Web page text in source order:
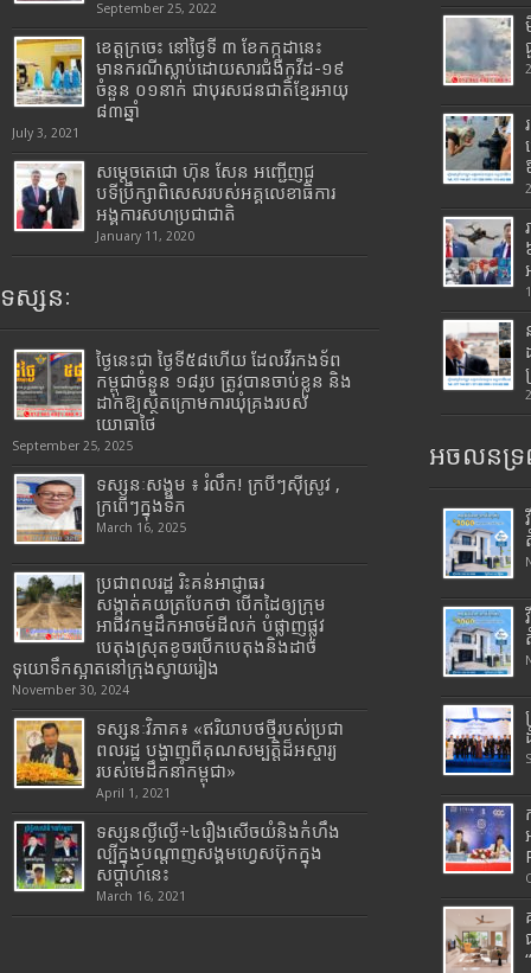
September 25, 2022
ខេត្តក្រចេះ នៅថ្ងៃទី ៣ ខែកក្កដានេះ
មានករណីស្លាប់ដោយសារជំងឺកូវីដ-១៩
ចំនួន ០១នាក់ ជាបុរសជនជាតិខ្មែរអាយុ
៨៣ឆ្នាំ
July 3, 2021
សម្តេចតេជោ ហ៊ុន សែន អញ្ជើញជួ
បទីប្រឹក្សាពិសេសរបស់អគ្គលេខាធិការ
អង្គការសហប្រជាជាតិ
January 11, 2020
ទស្សនៈ
ថ្ងៃនេះជា ថ្ងៃទី៥៨ហើយ ដែលវីរកងទ័ព
កម្ពុជាចំនួន ១៨រូប ត្រូវបានចាប់ខ្លួន និង
ដាក់ឱ្យស្ថិតក្រោមការឃុំគ្រងរបស់
យោធាថៃ
September 25, 2025
ទស្សនៈសង្គម ៖ រំលឹក! ក្របីៗស៊ីស្រូវ ,
ក្រពើៗក្នុងទឹក
March 16, 2025
ប្រជាពលរដ្ឋ រិះគន់អាជ្ញាធរ
សង្កាត់គយត្របែកថា បើកដៃឲ្យក្រុម
អាជីវកម្មដឹកអាចម៍ដីលក់ បំផ្លាញផ្លូវ
បេតុងស្រុតខូចរបើកបេតុងនិងដាច់
ទុយោទឹកស្អាតនៅក្រុងស្វាយរៀង
November 30, 2024
ទស្សនៈវិភាគ៖ «ឥរិយាបថថ្មីរបស់ប្រជា
ពលរដ្ឋ បង្ហាញពីគុណសម្បត្តិដ៏អស្ចារ្យ
របស់មេដឹកនាំកម្ពុជា»
April 1, 2021
ទស្សនល្ងីល្ងើ÷៤រឿងសើចយំនិងកំហឹង
ល្បីក្នុងបណ្តាញសង្គមហ្វេសប៊ុកក្នុង
សប្តាហ៍នេះ
March 16, 2021
អចលនទ្រ